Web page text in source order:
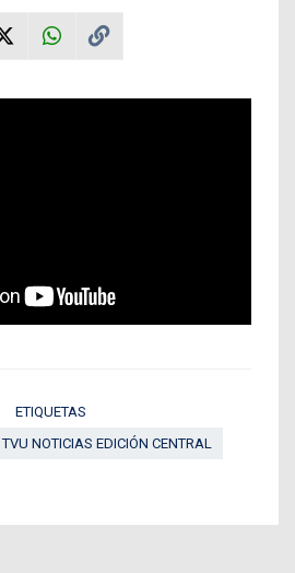
ETIQUETAS
TVU NOTICIAS EDICIÓN CENTRAL